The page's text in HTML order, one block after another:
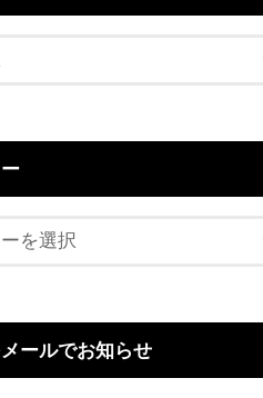
ールでお知らせ